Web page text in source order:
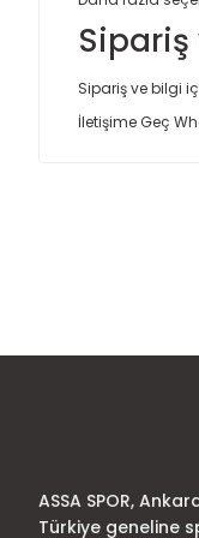
Sipariş
Sipariş ve bilgi
İletişime Geç
Ürün
ASSA SPOR,
Türkiye geneline